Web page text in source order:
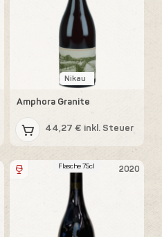
Nikau
Amphora Granite
44,27 € inkl. Steuer
2020
Flasche 75cl